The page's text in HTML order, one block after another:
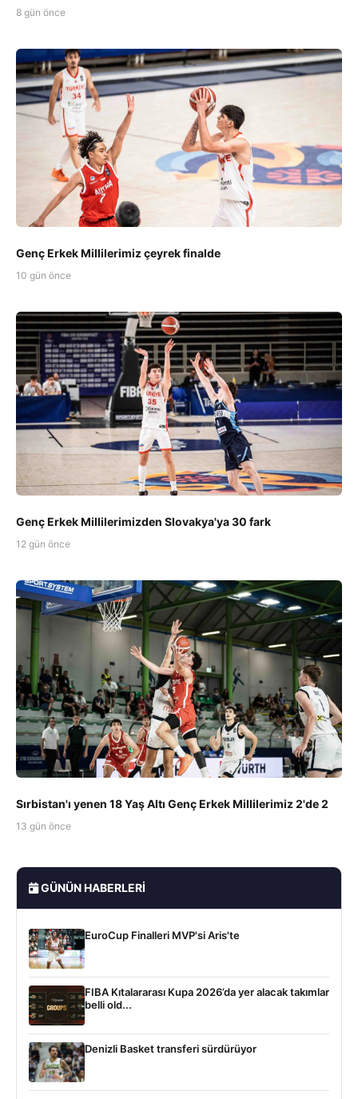
8 gün önce
Genç Erkek Millilerimiz çeyrek finalde
10 gün önce
Genç Erkek Millilerimizden Slovakya'ya 30 fark
12 gün önce
Sırbistan'ı yenen 18 Yaş Altı Genç Erkek Millilerimiz 2'de 2
13 gün önce
GÜNÜN HABERLERI
EuroCup Finalleri MVP'si Aris'te
FIBA Kıtalararası Kupa 2026’da yer alacak takımlar
belli old...
Denizli Basket transferi sürdürüyor